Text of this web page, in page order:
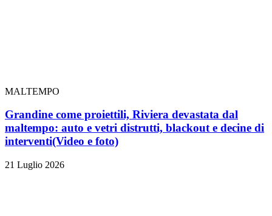
MALTEMPO
Grandine come proiettili, Riviera devastata dal
maltempo: auto e vetri distrutti, blackout e decine di
interventi(Video e foto)
21 Luglio 2026